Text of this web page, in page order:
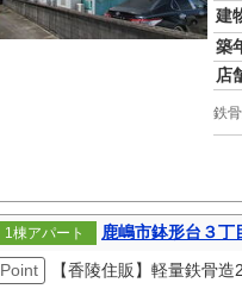
建
築
店
鉄
1棟アパート
鹿嶋市鉢形台３
Point
【香陵住販】軽量鉄骨